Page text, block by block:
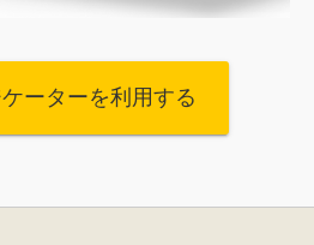
ーターを利用する